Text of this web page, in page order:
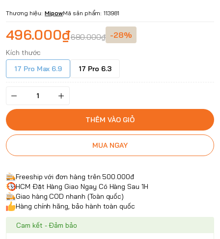
Thương hiệu: MipowMã sản phẩm: 113981
496.000₫680.000₫ -28%
Kích thước
17 Pro Max 6.9
17 Pro 6.3
THÊM VÀO GIỎ
MUA NGAY
Freeship với đơn hàng trên 500.000đ
HCM Đặt Hàng Giao Ngay Có Hàng Sau 1H
Giao hàng COD nhanh (Toàn quốc)
Hàng chính hãng, bảo hành toàn quốc
Cam kết - Đảm bảo